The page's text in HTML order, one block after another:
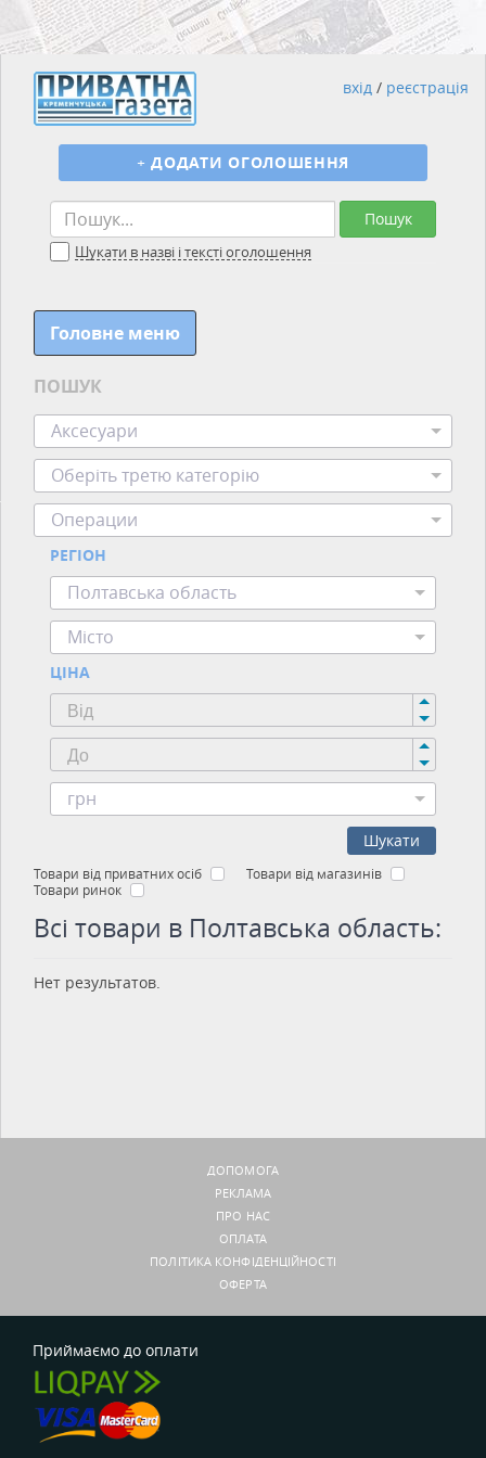
Пошук
Шукати в назві і тексті оголошення
+ ДОДАТИ ОГОЛОШЕННЯ
вхід / реєстрація
Головне меню
ПОШУК
Аксесуари
Оберіть третю категорію
Операции
РЕГІОН
Полтавська область
Місто
ЦІНА
грн
Шукати
Товари від приватних осіб
Товари від магазинів
Товари ринок
Всі товари в Полтавська область:
Нет результатов.
ДОПОМОГА
РЕКЛАМА
ПРО НАС
ОПЛАТА
ПОЛІТИКА КОНФІДЕНЦІЙНОСТІ
ОФЕРТА
Приймаємо до оплати